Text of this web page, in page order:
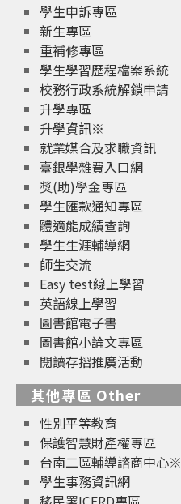
學生申訴專區
新生專區
重補修專區
學生學習歷程檔案系統
校務行政系統解鎖申請
升學專區
升學資訊※
就業媒合及求職資訊
臺銀學雜費入口網
獎(助)學金專區
學生匯款通知專區
體適能成績查詢
學生生涯輔導網
師生交流
Easy test線上學習
英語線上學習
圖書館電子書
圖書館小論文專區
閱讀存摺推廣活動
其他專區 Other
性別平等教育
保護智慧財產權專區
台南二區輔導諮商中心※
學生事務資訊網